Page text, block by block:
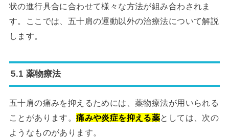
状の進行具合に合わせて様々な方法が組み合わされま
す。ここでは、五十肩の運動以外の治療法について解説
します。
5.1 薬物療法
五十肩の痛みを抑えるためには、薬物療法が用いられる
ことがあります。痛みや炎症を抑える薬としては、次の
ようなものがあります。